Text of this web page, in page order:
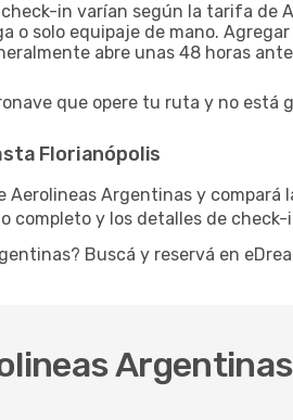
in varían según la tarifa de
solo equipaje de mano.
abre unas 48 horas
que opere tu ruta y no está
Florianópolis
Argentinas y compará
completo y los detalles de
Buscá y reservá en